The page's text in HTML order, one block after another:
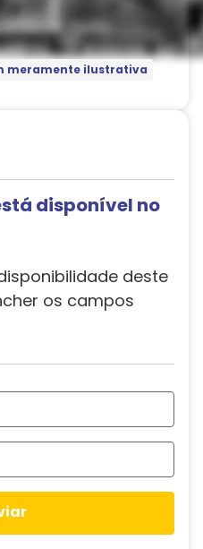
meramente ilustrativa
disponível no
deste
os campos